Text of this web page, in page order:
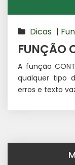
Dicas |
FUNÇÃO
A função
qualquer tipo
erros e texto